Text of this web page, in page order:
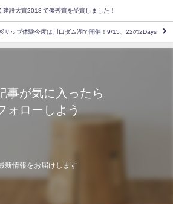
建設大賞2018 で優秀賞を受賞しました！
サップ体験今度は川口ダム湖で開催！9/15、22の2Days
事が気に入ったら
ォローしよう
新情報をお届けします